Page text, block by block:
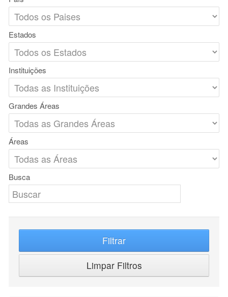
Estados
Instituições
Grandes Áreas
Áreas
Busca
Filtrar
Limpar Filtros